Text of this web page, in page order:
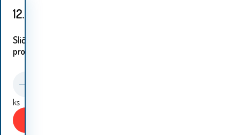
12.60
Slični
proizvodi:
ks